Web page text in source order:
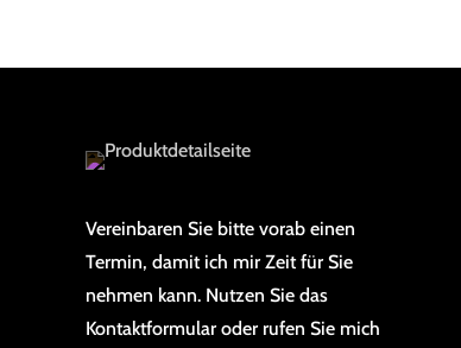
Vereinbaren Sie bitte vorab einen
Termin, damit ich mir Zeit für Sie
nehmen kann. Nutzen Sie das
Kontaktformular oder rufen Sie mich